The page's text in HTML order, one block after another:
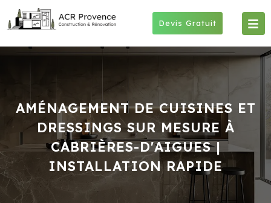
Devis Gratuit
AMÉNAGEMENT DE CUISINES ET
DRESSINGS SUR MESURE À
CABRIÈRES-D'AIGUES |
INSTALLATION RAPIDE